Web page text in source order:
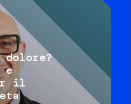
dolore?
e
il